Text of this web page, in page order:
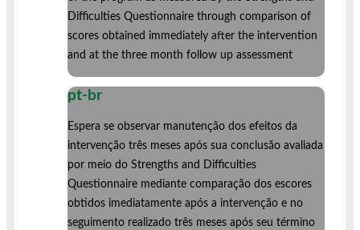
Difficulties Questionnaire through comparison of
scores obtained immediately after the intervention
and at the three month follow up assessment
pt-br
Espera se observar manutenção dos efeitos da
intervenção três meses após sua conclusão avaliada
por meio do Strengths and Difficulties
Questionnaire mediante comparação dos escores
obtidos imediatamente após a intervenção e no
seguimento realizado três meses após seu término